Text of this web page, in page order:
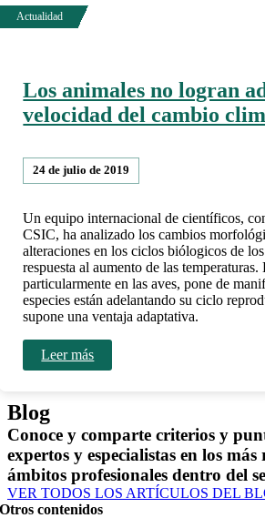
Los animales no logran
velocidad del cambio
24 de julio de 2019
Un equipo internacional de científicos,
CSIC, ha analizado los cambios
alteraciones en los ciclos biólogicos de
respuesta al aumento de las
particularmente en las aves, pone de
especies están adelantando su ciclo
supone una ventaja adaptativa.
Leer más
Blog
Conoce y comparte criterios y
expertos y especialistas en los
ámbitos profesionales dentro del
VER TODOS LOS ARTÍCULOS DEL
Otros contenidos